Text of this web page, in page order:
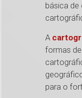
básica
A
formas
para o